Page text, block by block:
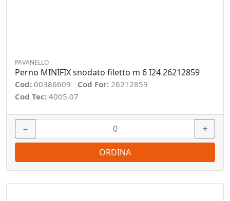
PAVANELLO
Perno MINIFIX snodato filetto m 6 I24 26212859
Cod: 00386609 Cod For: 26212859
Cod Tec: 4005.07
− +
ORDINA